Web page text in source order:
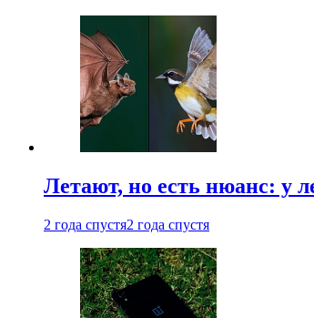
Летают, но есть нюанс: у
2 года спустя2 года спустя